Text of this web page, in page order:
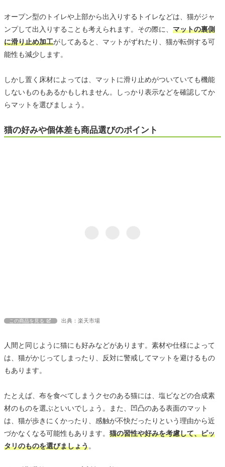
オープン型のトイレや上部から出入りするトイレなどは、猫がジャ
ンプして出入りすることも考えられます。その際に、 マットの裏側
に滑り止め加工がしてあると、マットがずれたり、猫が転倒する可
能性も減少します。
しかし置く床材によっては、マットに滑り止めがついていても機能
しないものもあるかもしれません。しっかり表示などを確認してか
らマットを選びましょう。
猫の好みや個体差も商品選びのポイント
この商品を見る 出典：楽天市場
人間と同じように猫にも好みなどがあります。素材や仕様によって
は、猫がかじってしまったり、反対に警戒してマットを避けるもの
もあります。
たとえば、布を食べてしまうクセのある猫には、塩ビなどの合成素
材のものを選ぶといいでしょう。また、凹凸のある表面のマット
は、猫が歩きにくかったり、感触が不快だったりという理由から近
づかなくなる可能性もあります。 猫の習性や好みを考慮して、ピッ
タリのものを選びましょう。